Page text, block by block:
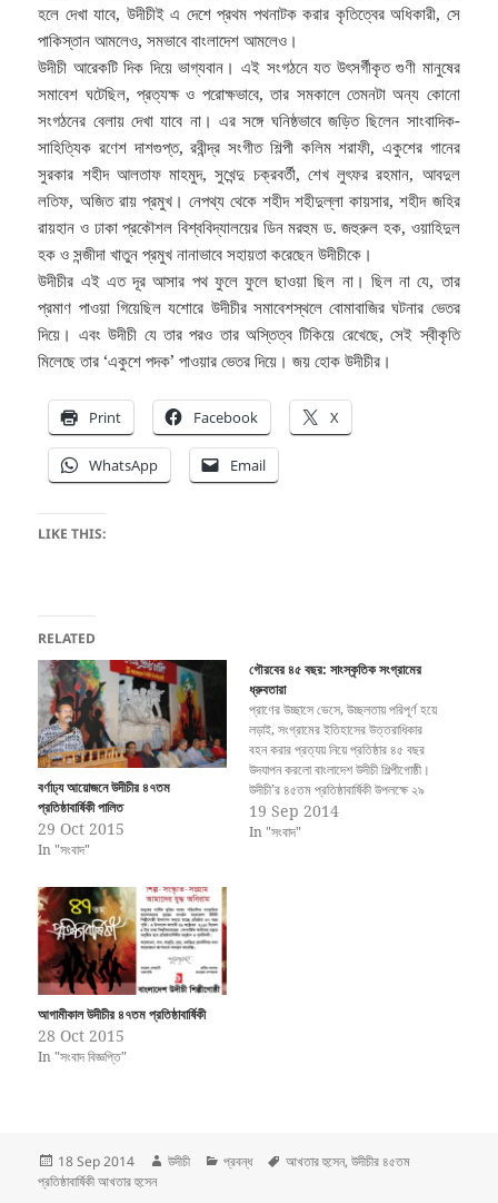
হলে দেখা যাবে, উদীচীই এ দেশে প্রথম পথনাটক করার কৃতিত্বের অধিকারী, সে
পাকিস্তান আমলেও, সমভাবে বাংলাদেশ আমলেও।
উদীচী আরেকটি দিক দিয়ে ভাগ্যবান। এই সংগঠনে যত উৎসর্গীকৃত গুণী মানুষের
সমাবেশ ঘটেছিল, প্রত্যক্ষ ও পরোক্ষভাবে, তার সমকালে তেমনটা অন্য কোনো
সংগঠনের বেলায় দেখা যাবে না। এর সঙ্গে ঘনিষ্ঠভাবে জড়িত ছিলেন সাংবাদিক-
সাহিত্যিক রণেশ দাশগুপ্ত, রবীন্দ্র সংগীত শিল্পী কলিম শরাফী, একুশের গানের
সুরকার শহীদ আলতাফ মাহমুদ, সুখেন্দু চক্রবর্তী, শেখ লুৎফর রহমান, আবদুল
লতিফ, অজিত রায় প্রমুখ। নেপথ্য থেকে শহীদ শহীদুল্লা কায়সার, শহীদ জহির
রায়হান ও ঢাকা প্রকৌশল বিশ্ববিদ্যালয়ের ডিন মরহুম ড. জহুরুল হক, ওয়াহিদুল
হক ও সন্জীদা খাতুন প্রমুখ নানাভাবে সহায়তা করেছেন উদীচীকে।
উদীচীর এই এত দূর আসার পথ ফুলে ফুলে ছাওয়া ছিল না। ছিল না যে, তার
প্রমাণ পাওয়া গিয়েছিল যশোরে উদীচীর সমাবেশস্থলে বোমাবাজির ঘটনার ভেতর
দিয়ে। এবং উদীচী যে তার পরও তার অস্তিত্ব টিকিয়ে রেখেছে, সেই স্বীকৃতি
মিলেছে তার ‘একুশে পদক’ পাওয়ার ভেতর দিয়ে। জয় হোক উদীচীর।
Print Facebook X
WhatsApp Email
LIKE THIS:
RELATED
বর্ণাঢ্য আয়োজনে উদীচীর ৪৭তম
প্রতিষ্ঠাবার্ষিকী পালিত
29 Oct 2015
In "সংবাদ"
গৌরবের ৪৫ বছর: সাংস্কৃতিক সংগ্রামের
ধ্রুবতারা
প্রাণের উচ্ছাসে ভেসে, উচ্ছলতায় পরিপূর্ণ হয়ে
লড়াই, সংগ্রামের ইতিহাসের উত্তরাধিকার
বহন করার প্রত্যয় নিয়ে প্রতিষ্ঠার ৪৫ বছর
উদযাপন করলো বাংলাদেশ উদীচী শিল্পীগোষ্ঠী।
উদীচী’র ৪৫তম প্রতিষ্ঠাবার্ষিকী উপলক্ষে ২৯
অক্টোবর মঙ্গলবার বিকাল ৪টায় ঢাকা
বিশ্ববিদ্যালয়ের টিএসসি’র স্বোপার্জিত
19 Sep 2014
In "সংবাদ"
আগামীকাল উদীচীর ৪৭তম প্রতিষ্ঠাবার্ষিকী
28 Oct 2015
In "সংবাদ বিজ্ঞপ্তি"
Posted
on
18 Sep 2014 Author
উদীচী Categories
প্রবন্ধ Tags
আখতার হুসেন,উদীচীর ৪৫তম
প্রতিষ্ঠাবার্ষিকী আখতার হুসেন